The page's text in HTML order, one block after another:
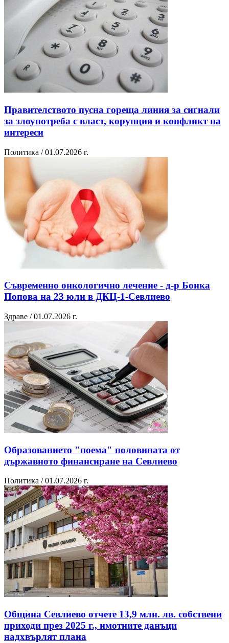
Правителството пусна гореща линия за сигнали
за злоупотреба с власт, корупция и конфликт на
интереси
Политика / 01.07.2026 г.
Съвременно онкологично лечение - д-р Бонка
Попова на 23 юли в ДКЦ-1-Севлиево
Здраве / 01.07.2026 г.
Образованието "поема" половината от
държавното финансиране на Севлиево
Политика / 01.07.2026 г.
Община Севлиево отчете 13,9 млн. лв. собствени
приходи през 2025 г., имотните данъци
надхвърлят плана